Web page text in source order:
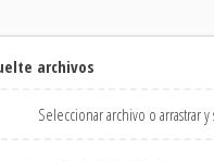
archivos
Seleccionar archivo o arrastrar y